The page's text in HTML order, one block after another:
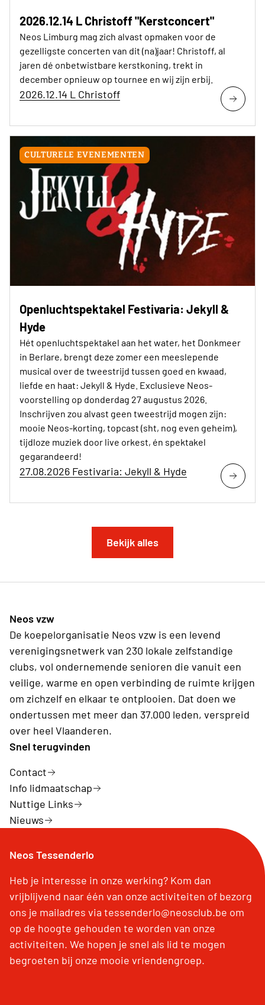
2026.12.14 L Christoff "Kerstconcert"
Neos Limburg mag zich alvast opmaken voor de
gezelligste concerten van dit (na)jaar! Christoff, al
jaren dé onbetwistbare kerstkoning, trekt in
december opnieuw op tournee en wij zijn erbij.
2026.12.14 L Christoff
CULTURELE EVENEMENTEN
Openluchtspektakel Festivaria: Jekyll &
Hyde
Hét openluchtspektakel aan het water, het Donkmeer
in Berlare, brengt deze zomer een meeslepende
musical over de tweestrijd tussen goed en kwaad,
liefde en haat: Jekyll & Hyde. Exclusieve Neos-
voorstelling op donderdag 27 augustus 2026.
Inschrijven zou alvast geen tweestrijd mogen zijn:
mooie Neos-korting, topcast (sht, nog even geheim),
tijdloze muziek door live orkest, én spektakel
gegarandeerd!
27.08.2026 Festivaria: Jekyll & Hyde
Bekijk alles
Neos vzw
De koepelorganisatie Neos vzw is een levend
verenigingsnetwerk van 230 lokale zelfstandige
clubs, vol ondernemende senioren die vanuit een
veilige, warme en open verbinding de ruimte krijgen
om zichzelf en elkaar te ontplooien. Dat doen we
ondertussen met meer dan 37.000 leden, verspreid
over heel Vlaanderen.
Snel terugvinden
Contact
Info lidmaatschap
Nuttige Links
Nieuws
Neos Tessenderlo
Heb je interesse in onze werking? Kom dan
vrijblijvend naar één van onze activiteiten of bezorg
ons je mailadres via tessenderlo@neosclub.be om
op de hoogte gehouden te worden van onze
activiteiten. We hopen je snel als lid te mogen
begroeten bij onze mooie vriendengroep.